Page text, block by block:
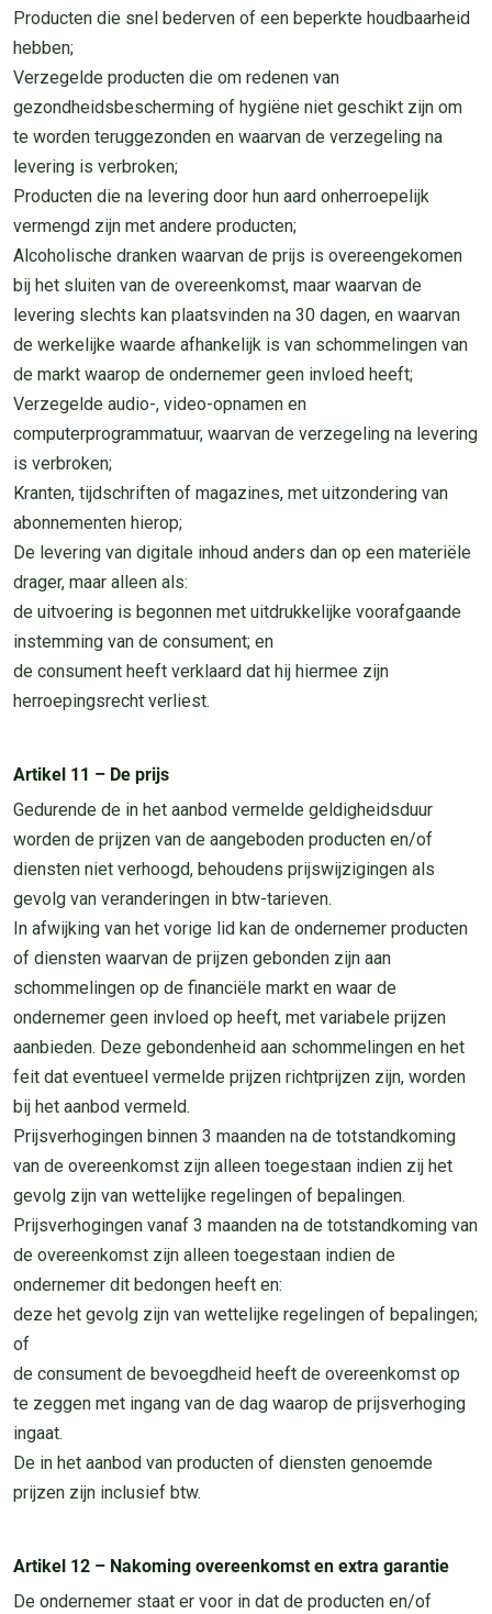
Producten die snel bederven of een beperkte houdbaarheid
hebben;
Verzegelde producten die om redenen van
gezondheidsbescherming of hygiëne niet geschikt zijn om
te worden teruggezonden en waarvan de verzegeling na
levering is verbroken;
Producten die na levering door hun aard onherroepelijk
vermengd zijn met andere producten;
Alcoholische dranken waarvan de prijs is overeengekomen
bij het sluiten van de overeenkomst, maar waarvan de
levering slechts kan plaatsvinden na 30 dagen, en waarvan
de werkelijke waarde afhankelijk is van schommelingen van
de markt waarop de ondernemer geen invloed heeft;
Verzegelde audio-, video-opnamen en
computerprogrammatuur, waarvan de verzegeling na levering
is verbroken;
Kranten, tijdschriften of magazines, met uitzondering van
abonnementen hierop;
De levering van digitale inhoud anders dan op een materiële
drager, maar alleen als:
de uitvoering is begonnen met uitdrukkelijke voorafgaande
instemming van de consument; en
de consument heeft verklaard dat hij hiermee zijn
herroepingsrecht verliest.
Artikel 11 – De prijs
Gedurende de in het aanbod vermelde geldigheidsduur
worden de prijzen van de aangeboden producten en/of
diensten niet verhoogd, behoudens prijswijzigingen als
gevolg van veranderingen in btw-tarieven.
In afwijking van het vorige lid kan de ondernemer producten
of diensten waarvan de prijzen gebonden zijn aan
schommelingen op de financiële markt en waar de
ondernemer geen invloed op heeft, met variabele prijzen
aanbieden. Deze gebondenheid aan schommelingen en het
feit dat eventueel vermelde prijzen richtprijzen zijn, worden
bij het aanbod vermeld.
Prijsverhogingen binnen 3 maanden na de totstandkoming
van de overeenkomst zijn alleen toegestaan indien zij het
gevolg zijn van wettelijke regelingen of bepalingen.
Prijsverhogingen vanaf 3 maanden na de totstandkoming van
de overeenkomst zijn alleen toegestaan indien de
ondernemer dit bedongen heeft en:
deze het gevolg zijn van wettelijke regelingen of bepalingen;
of
de consument de bevoegdheid heeft de overeenkomst op
te zeggen met ingang van de dag waarop de prijsverhoging
ingaat.
De in het aanbod van producten of diensten genoemde
prijzen zijn inclusief btw.
Artikel 12 – Nakoming overeenkomst en extra garantie
De ondernemer staat er voor in dat de producten en/of